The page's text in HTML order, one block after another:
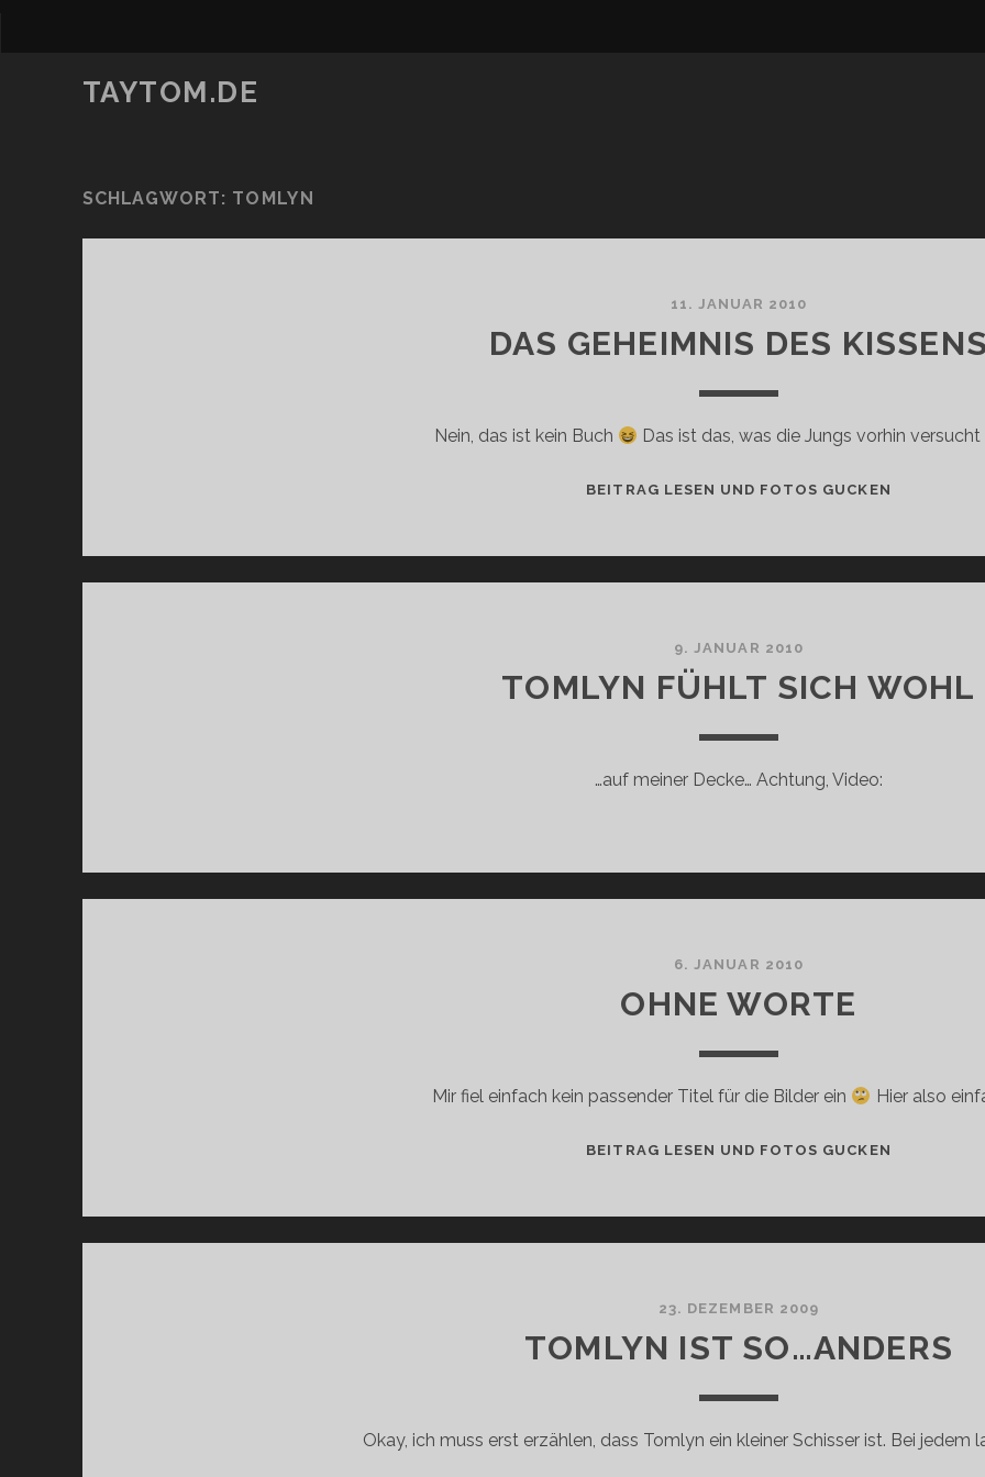
TAYTOM.DE
SCHLAGWORT: TOMLYN
11. JANUAR 2010
DAS GEHEIMNIS DES
Nein, das ist kein Buch Das ist das, was die Jungs vorhin versucht
BEITRAG LESEN UND FOTOS GUCKEN
9. JANUAR 2010
TOMLYN FÜHLT SICH WOHL
…auf meiner Decke… Achtung, Video:
6. JANUAR 2010
OHNE WORTE
Mir fiel einfach kein passender Titel für die Bilder ein Hier also
BEITRAG LESEN UND FOTOS GUCKEN
23. DEZEMBER 2009
TOMLYN IST SO…ANDERS
Okay, ich muss erst erzählen, dass Tomlyn ein kleiner Schisser ist. Bei jedem